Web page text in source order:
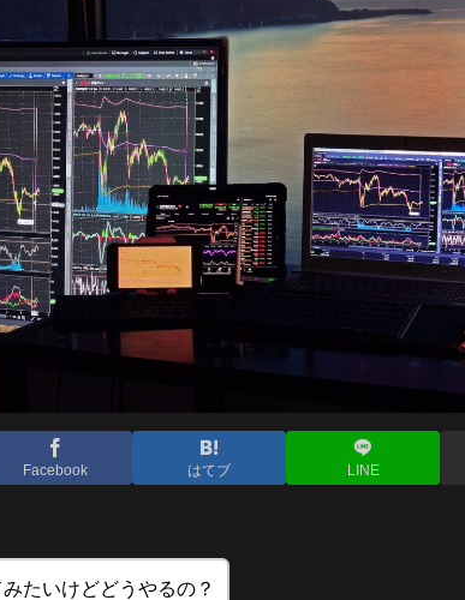
Facebook はてブ LINE
たいけどどうやるの？